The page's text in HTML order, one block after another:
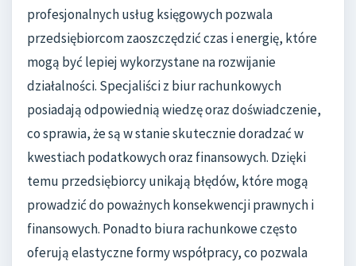
profesjonalnych usług księgowych pozwala
przedsiębiorcom zaoszczędzić czas i energię, które
mogą być lepiej wykorzystane na rozwijanie
działalności. Specjaliści z biur rachunkowych
posiadają odpowiednią wiedzę oraz doświadczenie,
co sprawia, że są w stanie skutecznie doradzać w
kwestiach podatkowych oraz finansowych. Dzięki
temu przedsiębiorcy unikają błędów, które mogą
prowadzić do poważnych konsekwencji prawnych i
finansowych. Ponadto biura rachunkowe często
oferują elastyczne formy współpracy, co pozwala